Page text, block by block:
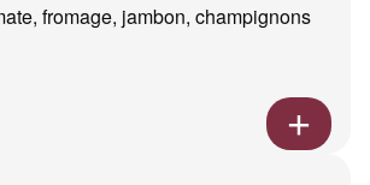
fromage, jambon, champignons